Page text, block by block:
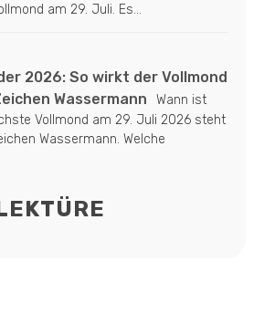
am 29. Juli. Es...
2026: So wirkt der Vollmond
Wassermann
Wann ist
Vollmond am 29. Juli 2026 steht
Wassermann. Welche